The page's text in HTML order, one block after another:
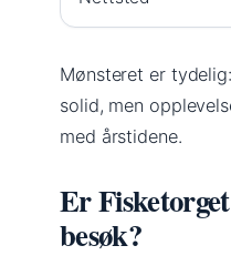
Mønsteret er
solid, men
med årstidene.
Er
besøk?